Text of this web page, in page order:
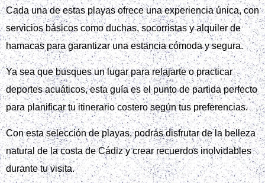
Cada una de estas playas ofrece una experiencia única, con
servicios básicos como duchas, socorristas y alquiler de
hamacas para garantizar una estancia cómoda y segura.
Ya sea que busques un lugar para relajarte o practicar
deportes acuáticos, esta guía es el punto de partida perfecto
para planificar tu itinerario costero según tus preferencias.
Con esta selección de playas, podrás disfrutar de la belleza
natural de la costa de Cádiz y crear recuerdos inolvidables
durante tu visita.